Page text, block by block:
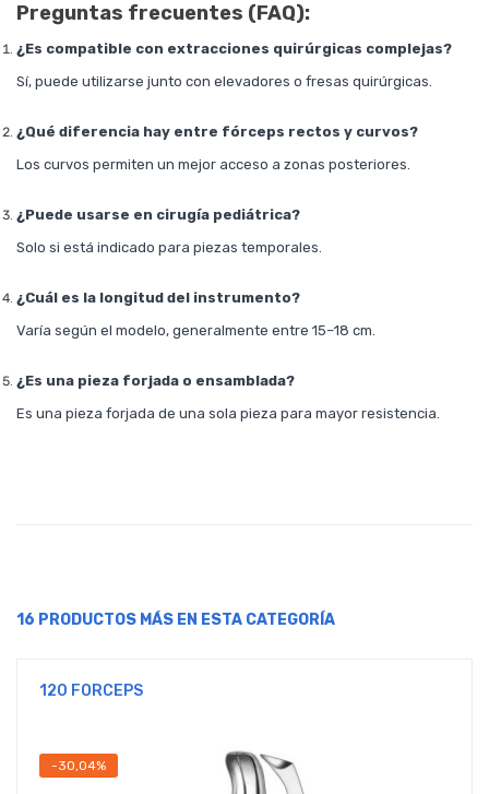
Preguntas frecuentes (FAQ):
¿Es compatible con extracciones quirúrgicas complejas?
Sí, puede utilizarse junto con elevadores o fresas quirúrgicas.
¿Qué diferencia hay entre fórceps rectos y curvos?
Los curvos permiten un mejor acceso a zonas posteriores.
¿Puede usarse en cirugía pediátrica?
Solo si está indicado para piezas temporales.
¿Cuál es la longitud del instrumento?
Varía según el modelo, generalmente entre 15–18 cm.
¿Es una pieza forjada o ensamblada?
Es una pieza forjada de una sola pieza para mayor resistencia.
16 PRODUCTOS MÁS EN ESTA CATEGORÍA
120 FORCEPS
-30,04%